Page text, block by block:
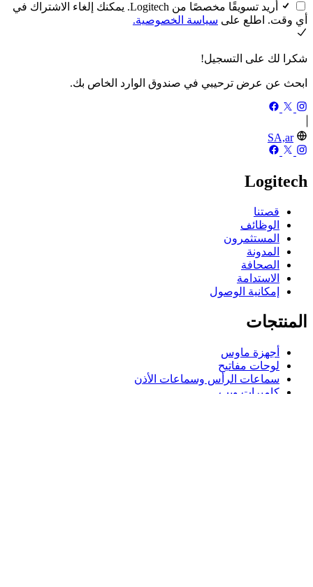
أريد تسويقًا مخصصًا من Logitech. يمكنك إلغاء الاشتراك في
أي وقت. اطلع على سياسة الخصوصية.
شكرا لك على التسجيل!
ابحث عن عرض ترحيبي في صندوق الوارد الخاص بك.
SA,ar
Logitech
قصتنا
الوظائف
المستثمرون
المدونة
الصحافة
الاستدامة
إمكانية الوصول
المنتجات
أجهزة ماوس
لوحات مفاتيح
سماعات الرأس وسماعات الأذن
كاميرات ويب